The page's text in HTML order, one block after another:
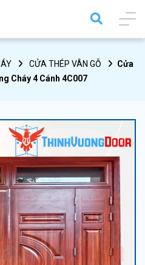
CỬA THÉP VÂN GỖ
Cửa
Cháy 4 Cánh 4C007